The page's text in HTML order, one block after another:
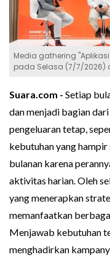
Media gathering "Aplikasi
pada Selasa (7/7/2026)
Suara.com - Setiap
dan menjadi bagian
pengeluaran tetap,
kebutuhan yang
bulanan karena
aktivitas harian. Oleh
yang menerapkan
memanfaatkan
Menjawab kebutuhan
menghadirkan